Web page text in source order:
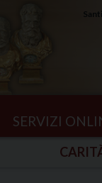
SERVIZI